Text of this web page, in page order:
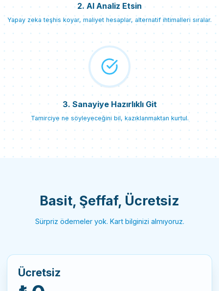
2. AI Analiz Etsin
Yapay zeka teşhis koyar, maliyet hesaplar, alternatif ihtimalleri sıralar.
3. Sanayiye Hazırlıklı Git
Tamirciye ne söyleyeceğini bil, kazıklanmaktan kurtul.
Basit, Şeffaf, Ücretsiz
Sürpriz ödemeler yok. Kart bilginizi almıyoruz.
Ücretsiz